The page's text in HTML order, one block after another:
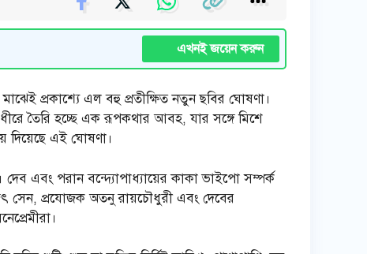
এখনই জয়েন করুন
প্রকাশ্যে এল বহু প্রতীক্ষিত নতুন ছবির ঘোষণা।
তৈরি হচ্ছে এক রূপকথার আবহ, যার সঙ্গে মিশে
দিয়েছে এই ঘোষণা।
এবং পরান বন্দ্যোপাধ্যায়ের কাকা ভাইপো সম্পর্ক
সেন, প্রযোজক অতনু রায়চৌধুরী এবং দেবের